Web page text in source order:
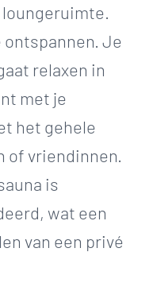
ontspannen. Je
relaxen in
met je
het gehele
of vriendinnen.
is
wat een
van een privé